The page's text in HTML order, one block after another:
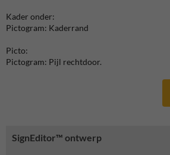
SignEditor™ ontwerp
Kader onder:
Pictogram: Kaderrand
Picto:
Pictogram: Pijl rechtdoor.